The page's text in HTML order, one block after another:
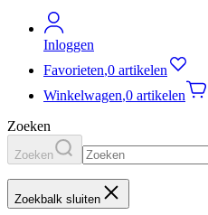
Inloggen
Favorieten,0 artikelen
Winkelwagen,0 artikelen
Zoeken
Zoeken
Zoekbalk sluiten